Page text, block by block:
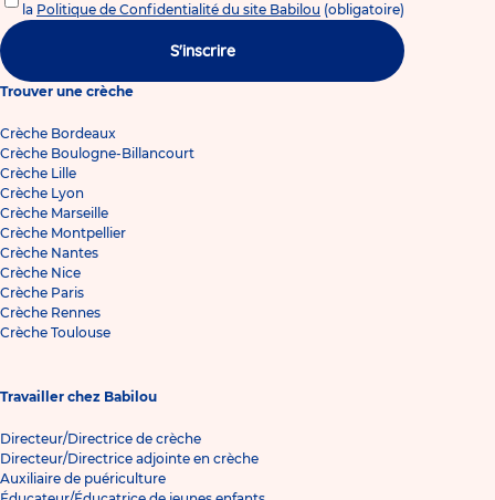
la Politique de Confidentialité du site Babilou (obligatoire)
S'inscrire
Trouver une crèche
Crèche Bordeaux
Crèche Boulogne-Billancourt
Crèche Lille
Crèche Lyon
Crèche Marseille
Crèche Montpellier
Crèche Nantes
Crèche Nice
Crèche Paris
Crèche Rennes
Crèche Toulouse
Travailler chez Babilou
Directeur/Directrice de crèche
Directeur/Directrice adjointe en crèche
Auxiliaire de puériculture